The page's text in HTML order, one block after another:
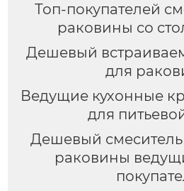
Топ-покупателей
раковины со
Дешевый
для
Ведущие кухонные
для
Дешевый смеситель
раковины